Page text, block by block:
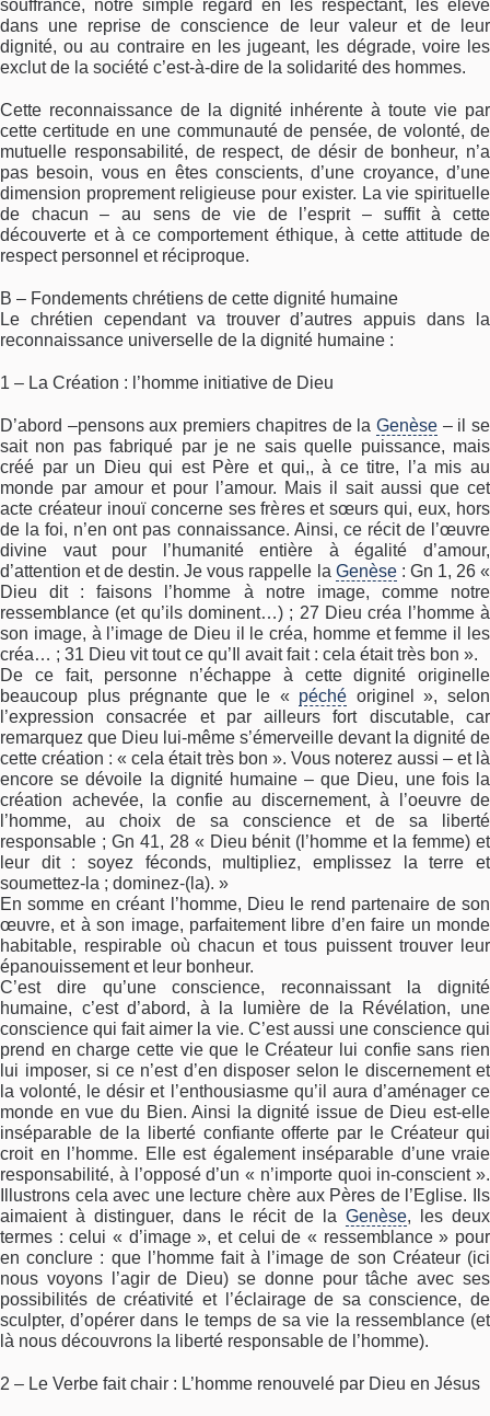
souffrance, notre simple regard en les respectant, les élève
dans une reprise de conscience de leur valeur et de leur
dignité, ou au contraire en les jugeant, les dégrade, voire les
exclut de la société c’est-à-dire de la solidarité des hommes.
Cette reconnaissance de la dignité inhérente à toute vie par
cette certitude en une communauté de pensée, de volonté, de
mutuelle responsabilité, de respect, de désir de bonheur, n’a
pas besoin, vous en êtes conscients, d’une croyance, d’une
dimension proprement religieuse pour exister. La vie spirituelle
de chacun – au sens de vie de l’esprit – suffit à cette
découverte et à ce comportement éthique, à cette attitude de
respect personnel et réciproque.
B – Fondements chrétiens de cette dignité humaine
Le chrétien cependant va trouver d’autres appuis dans la
reconnaissance universelle de la dignité humaine :
1 – La Création : l’homme initiative de Dieu
D’abord –pensons aux premiers chapitres de la Genèse– il se
sait non pas fabriqué par je ne sais quelle puissance, mais
créé par un Dieu qui est Père et qui,, à ce titre, l’a mis au
monde par amour et pour l’amour. Mais il sait aussi que cet
acte créateur inouï concerne ses frères et sœurs qui, eux, hors
de la foi, n’en ont pas connaissance. Ainsi, ce récit de l’œuvre
divine vaut pour l’humanité entière à égalité d’amour,
d’attention et de destin. Je vous rappelle la Genèse: Gn 1, 26 «
Dieu dit : faisons l’homme à notre image, comme notre
ressemblance (et qu’ils dominent…) ; 27 Dieu créa l’homme à
son image, à l’image de Dieu il le créa, homme et femme il les
créa… ; 31 Dieu vit tout ce qu’Il avait fait : cela était très bon ».
De ce fait, personne n’échappe à cette dignité originelle
beaucoup plus prégnante que le « péché originel », selon
l’expression consacrée et par ailleurs fort discutable, car
remarquez que Dieu lui-même s’émerveille devant la dignité de
cette création : « cela était très bon ». Vous noterez aussi – et là
encore se dévoile la dignité humaine – que Dieu, une fois la
création achevée, la confie au discernement, à l’oeuvre de
l’homme, au choix de sa conscience et de sa liberté
responsable ; Gn 41, 28 « Dieu bénit (l’homme et la femme) et
leur dit : soyez féconds, multipliez, emplissez la terre et
soumettez-la ; dominez-(la). »
En somme en créant l’homme, Dieu le rend partenaire de son
œuvre, et à son image, parfaitement libre d’en faire un monde
habitable, respirable où chacun et tous puissent trouver leur
épanouissement et leur bonheur.
C’est dire qu’une conscience, reconnaissant la dignité
humaine, c’est d’abord, à la lumière de la Révélation, une
conscience qui fait aimer la vie. C’est aussi une conscience qui
prend en charge cette vie que le Créateur lui confie sans rien
lui imposer, si ce n’est d’en disposer selon le discernement et
la volonté, le désir et l’enthousiasme qu’il aura d’aménager ce
monde en vue du Bien. Ainsi la dignité issue de Dieu est-elle
inséparable de la liberté confiante offerte par le Créateur qui
croit en l’homme. Elle est également inséparable d’une vraie
responsabilité, à l’opposé d’un « n’importe quoi in-conscient ».
Illustrons cela avec une lecture chère aux Pères de l’Eglise. Ils
aimaient à distinguer, dans le récit de la Genèse, les deux
termes : celui « d’image », et celui de « ressemblance » pour
en conclure : que l’homme fait à l’image de son Créateur (ici
nous voyons l’agir de Dieu) se donne pour tâche avec ses
possibilités de créativité et l’éclairage de sa conscience, de
sculpter, d’opérer dans le temps de sa vie la ressemblance (et
là nous découvrons la liberté responsable de l’homme).
2 – Le Verbe fait chair : L’homme renouvelé par Dieu en Jésus